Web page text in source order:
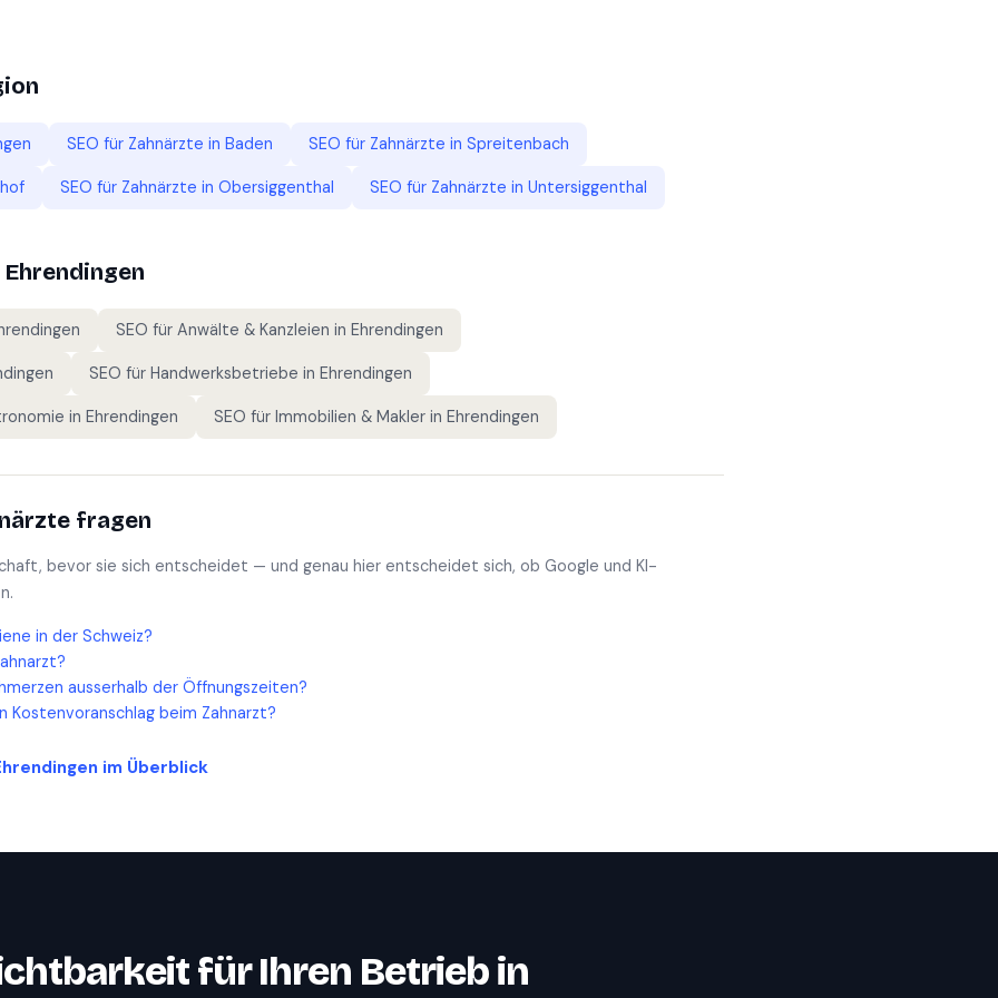
SEO für Zahnärzte in Baden SEO für Zahnärzte in Spreitenbach
SEO für Zahnärzte in Obersiggenthal SEO für Zahnärzte in Untersiggenthal
Ehrendingen
SEO für Anwälte & Kanzleien in Ehrendingen
SEO für Handwerksbetriebe in Ehrendingen
in Ehrendingen SEO für Immobilien & Makler in Ehrendingen
fragen
bevor sie sich entscheidet — und genau hier entscheidet sich, ob Google und KI-
in der Schweiz?
ausserhalb der Öffnungszeiten?
Kostenvoranschlag beim Zahnarzt?
im Überblick
für Ihren Betrieb in